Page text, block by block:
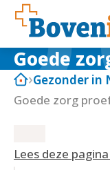
Goede
Gezonder in
Goede zorg
Lees deze